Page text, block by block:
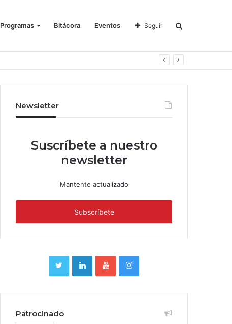
Programas Bitácora Eventos Seguir
Newsletter
Suscríbete a nuestro
newsletter
Mantente actualizado
Patrocinado